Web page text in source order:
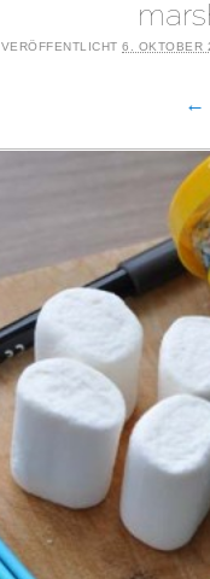
VERÖFFENTLICHT6. OKTOBER
←